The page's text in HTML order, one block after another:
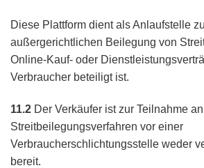
Diese Plattform dient als Anlaufstelle
außergerichtlichen Beilegung von
Online-Kauf- oder
Verbraucher beteiligt ist.
11.2 Der Verkäufer ist zur Teilnahme
Streitbeilegungsverfahren vor einer
Verbraucherschlichtungsstelle weder
bereit.